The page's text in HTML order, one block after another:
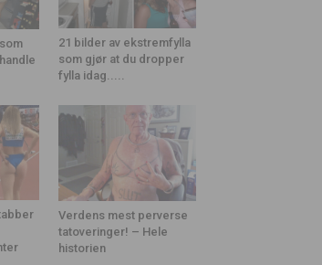
21 bilder av ekstremfylla
som gjør at du dropper
fylla idag.....
Verdens mest perverse
tatoveringer! – Hele
historien